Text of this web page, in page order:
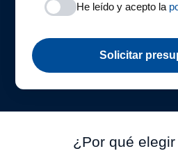
He leído y acepto la
Solicitar
¿Por qué elegir